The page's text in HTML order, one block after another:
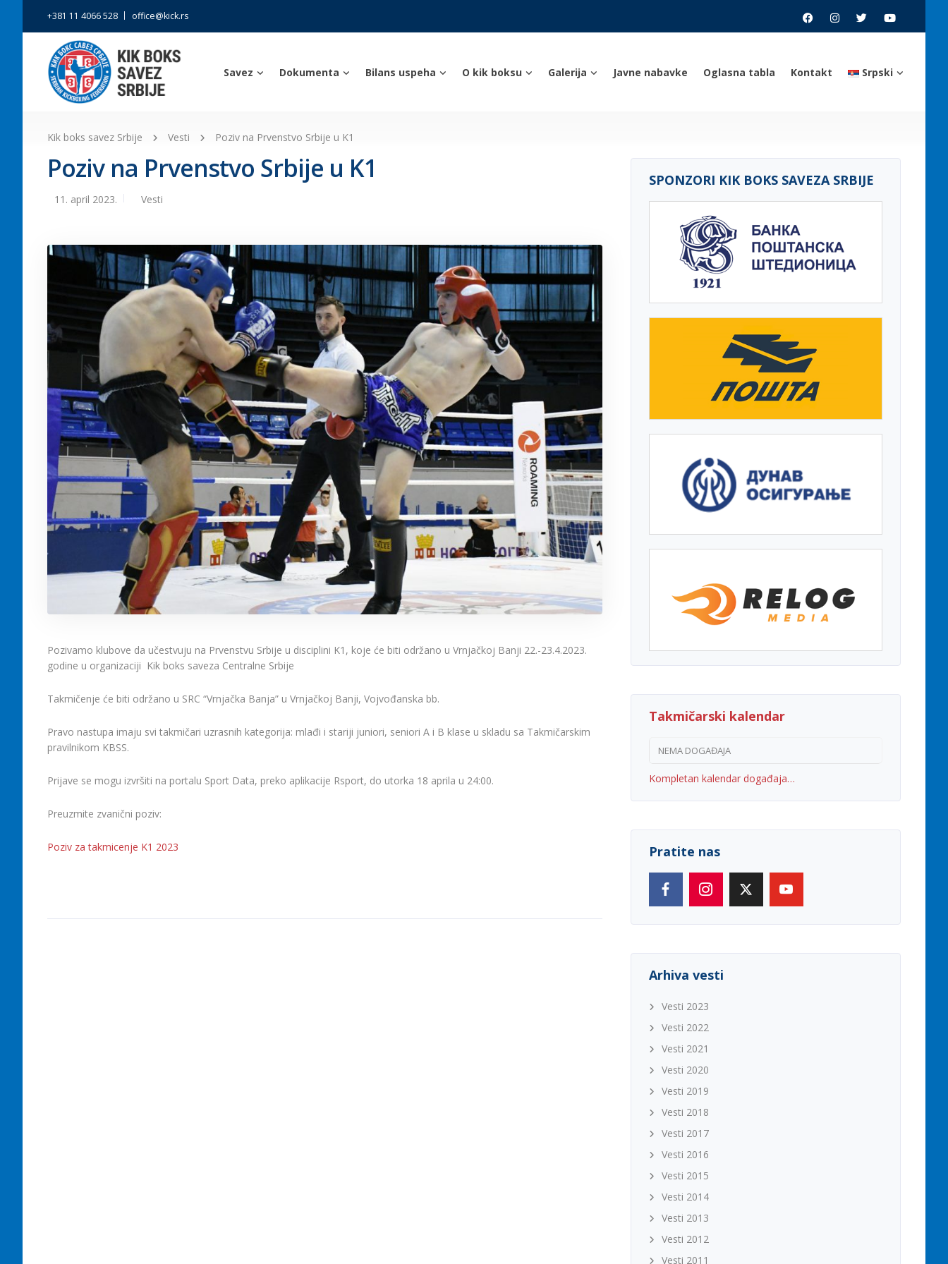
+381 11 4066 528 office@kick.rs
Savez Dokumenta Bilans uspeha O kik boksu Galerija Javne nabavke Oglasna tabla Kontakt Srpski
Kik boks savez Srbije Vesti Poziv na Prvenstvo Srbije u K1
Poziv na Prvenstvo Srbije u K1
11. april 2023. Vesti
Pozivamo klubove da učestvuju na Prvenstvu Srbije u disciplini K1, koje će biti održano u Vrnjačkoj Banji 22.-23.4.2023.
godine u organizaciji Kik boks saveza Centralne Srbije
Takmičenje će biti održano u SRC “Vrnjačka Banja” u Vrnjačkoj Banji, Vojvođanska bb.
Pravo nastupa imaju svi takmičari uzrasnih kategorija: mlađi i stariji juniori, seniori A i B klase u skladu sa Takmičarskim
pravilnikom KBSS.
Prijave se mogu izvršiti na portalu Sport Data, preko aplikacije Rsport, do utorka 18 aprila u 24:00.
Preuzmite zvanični poziv:
Poziv za takmicenje K1 2023
SPONZORI KIK BOKS SAVEZA SRBIJE
Takmičarski kalendar
NEMA DOGAĐAJA
Kompletan kalendar događaja…
Pratite nas
Arhiva vesti
Vesti 2023
Vesti 2022
Vesti 2021
Vesti 2020
Vesti 2019
Vesti 2018
Vesti 2017
Vesti 2016
Vesti 2015
Vesti 2014
Vesti 2013
Vesti 2012
Vesti 2011